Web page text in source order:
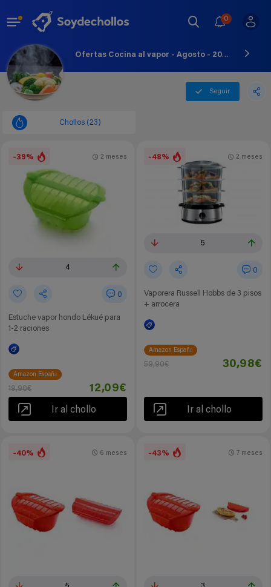
0
Ofertas Cocina al vapor - Agosto - 2026
Seguir
Chollos (23)
-39%
4
0
Estuche vapor hondo Lékué para
1-2 raciones
2 meses
Amazon España
19,90€ 12,09€
Ir al chollo
-48%
5
0
Vaporera Russell Hobbs de 3 pisos
+ arrocera
2 meses
Amazon España
59,90€ 30,98€
Ir al chollo
-40% 6 meses -43% 7 meses